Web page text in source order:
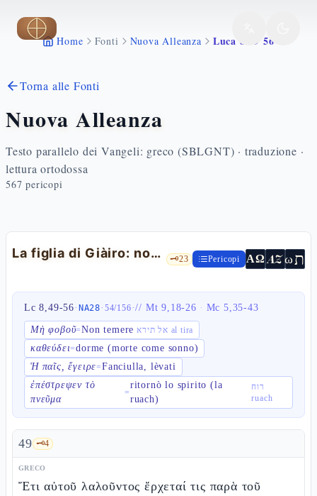
Vai al contenuto principale
Home Fonti Nuova Alleanza Luca 8 49 56
Torna alle Fonti
Nuova Alleanza
Testo parallelo dei Vangeli: greco (SBLGNT) · traduzione ·
lettura ortodossa
567 pericopi
La figlia di Giàiro: non è morta, dorme — Lc 8,49-56 🗝️23 Pericopi ΑΩ AZωת
Lc 8,49-56· NA28· 54/156·// Mt 9,18-26 · Mc 5,35-43
Μὴ φοβοῦ=Non temere אל תירא al tira
καθεύδει=dorme (morte come sonno)
Ἡ παῖς, ἔγειρε=Fanciulla, lèvati
ἐπέστρεψεν τὸ
πνεῦμα
=
ritornò lo spirito (la
ruach)
רוח
ruach
49 🗝️4
GRECO
Ἔτι αὐτοῦ λαλοῦντος ἔρχεταί τις παρὰ τοῦ